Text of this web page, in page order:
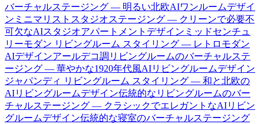
バーチャルステージング — 明るい北欧AIワンルームデザイ
ン ミニマリストスタジオステージング — クリーンで必要不
可欠なAIスタジオアパートメントデザイン ミッドセンチュ
リーモダン リビングルーム スタイリング — レトロモダン
AIデザインアールデコ調リビングルームのバーチャルステ
ージング — 華やかな1920年代風AIリビングルームデザイン
ジャパンディ リビングルーム スタイリング — 和と北欧の
AIリビングルームデザイン伝統的なリビングルームのバー
チャルステージング — クラシックでエレガントなAIリビン
グルームデザイン伝統的な寝室のバーチャルステージング